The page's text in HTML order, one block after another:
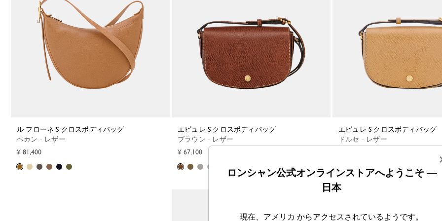
ル フローネ S クロスボディバッグ
ペカン - レザー
¥ 81,400
エピュレ S クロスボディバッグ
ブラウン - レザー
¥ 67,100
エピュレ S クロスボディバッグ
ドルセ - レザー
ロンシャン公式オンラインストアへようこそ —
日本
現在、アメリカ からアクセスされているようです。